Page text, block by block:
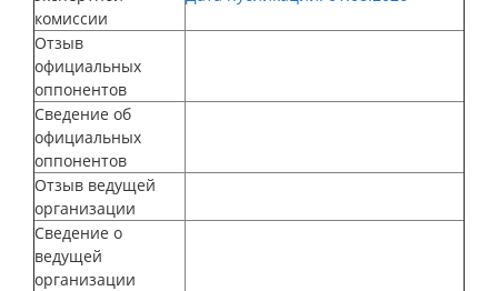
комиссии
Отзыв
официальных
оппонентов
Сведение об
официальных
оппонентов
Отзыв ведущей
организации
Сведение о
ведущей
организации